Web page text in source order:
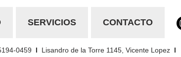
SERVICIOS CONTACTO
0459 I Lisandro de la Torre 1145, Vicente Lopez I